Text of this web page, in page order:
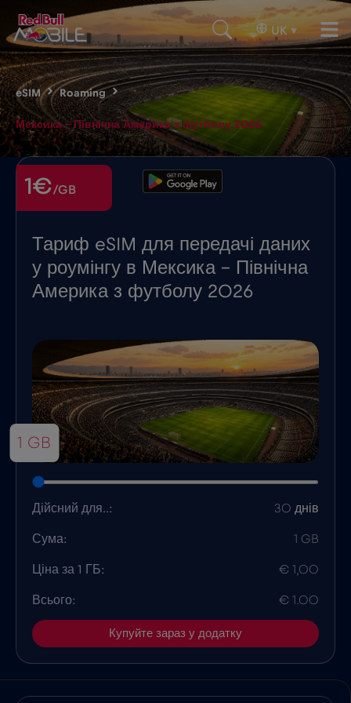
UK ▾
eSIM Roaming
Мексика – Північна Америка з футболу 2026
Тариф eSIM для передачі даних
у роумінгу в Мексика - Північна
Америка з футболу 2026
1€/GB
1 GB
Дійсний для..: 30 днів
Сума: 1 GB
Ціна за 1 ГБ: € 1,00
Всього: € 1.00
Купуйте зараз у додатку